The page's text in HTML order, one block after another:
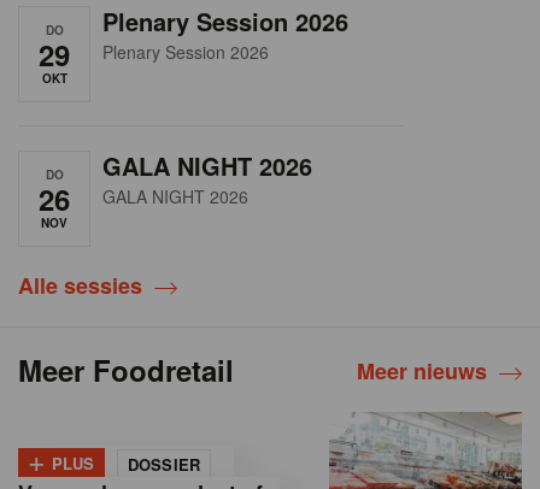
DO
29
OKT
Plenary Session 2026
Plenary Session 2026
DO
26
NOV
GALA NIGHT 2026
GALA NIGHT 2026
Alle sessies
Meer Foodretail Meer nieuws
+ PLUS DOSSIER